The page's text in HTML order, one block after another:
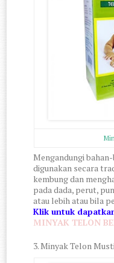
Mengandungi
digunakan secara
kembung dan
pada dada, perut,
atau lebih atau bila
Klik untuk
MINYAK TELON
3. Minyak Telon